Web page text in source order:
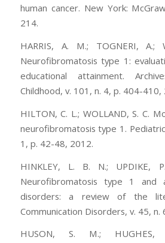
human cancer. New York:
214.
HARRIS, A. M.; TOGNERI, A.;
Neurofibromatosis type 1:
educational attainment.
Childhood, v. 101, n. 4, p. 404-410,
HILTON, C. L.; WOLLAND, S. C.
neurofibromatosis type 1.
1, p. 42-48, 2012.
HINKLEY, L. B. N.; UPDIKE,
Neurofibromatosis type 1 and
disorders: a review of the
Communication Disorders, v. 45,
HUSON, S. M.;